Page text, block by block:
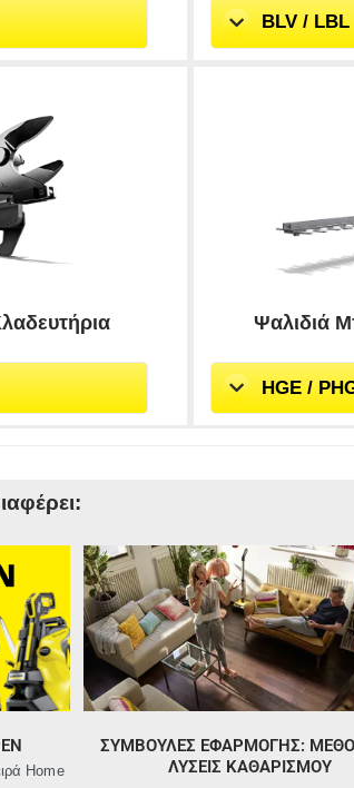
BLV / LBL
Ψαλιδιά
HGE /
Home
ΣΥΜΒΟΥΛΕΣ ΕΦΑΡΜΟΓΗΣ:
ΛΎΣΕΙΣ ΚΑΘΑΡΙΣΜΟΎ